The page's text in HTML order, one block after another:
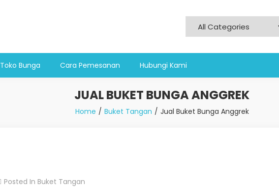
Toko Bunga Cara Pemesanan Hubungi Kami
JUAL BUKET BUNGA ANGGREK
Home Buket Tangan Jual Buket Bunga Anggrek
Posted In Buket Tangan